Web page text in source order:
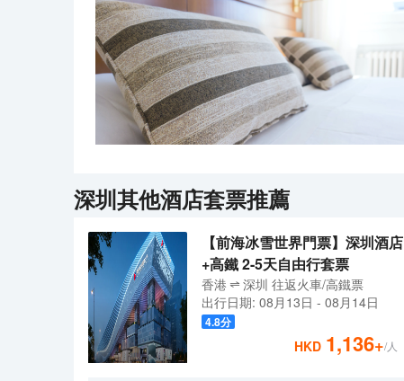
深圳其他酒店套票推薦
【前海冰雪世界門票】深圳酒店
+高鐵 2-5天自由行套票
香港 深圳 往返火車/高鐵票
出行日期: 08月13日 - 08月14日
4.8分
HKD 1,136+/人